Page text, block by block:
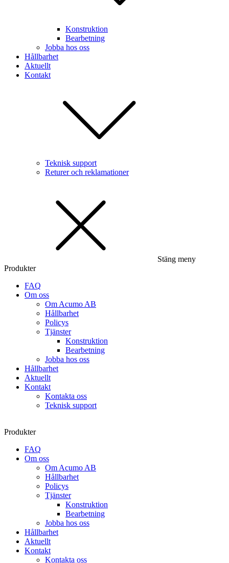
Konstruktion
Bearbetning
Jobba hos oss
Hållbarhet
Aktuellt
Kontakt
Teknisk support
Returer och reklamationer
Stäng meny
Produkter
FAQ
Om oss
Om Acumo AB
Hållbarhet
Policys
Tjänster
Konstruktion
Bearbetning
Jobba hos oss
Hållbarhet
Aktuellt
Kontakt
Kontakta oss
Teknisk support
Produkter
FAQ
Om oss
Om Acumo AB
Hållbarhet
Policys
Tjänster
Konstruktion
Bearbetning
Jobba hos oss
Hållbarhet
Aktuellt
Kontakt
Kontakta oss